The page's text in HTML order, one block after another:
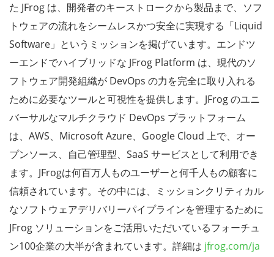
た JFrog は、開発者のキーストロークから製品まで、ソフ
トウェアの流れをシームレスかつ安全に実現する「Liquid
Software」というミッションを掲げています。エンドツ
ーエンドでハイブリッドな JFrog Platform は、現代のソ
フトウェア開発組織が DevOps の力を完全に取り入れる
ために必要なツールと可視性を提供します。JFrog のユニ
バーサルなマルチクラウド DevOps プラットフォーム
は、AWS、Microsoft Azure、Google Cloud 上で、オー
プンソース、自己管理型、SaaS サービスとして利用でき
ます。JFrogは何百万人ものユーザーと何千人もの顧客に
信頼されています。その中には、ミッションクリティカル
なソフトウェアデリバリーパイプラインを管理するために
JFrog ソリューションをご活用いただいているフォーチュ
ン100企業の大半が含まれています。詳細は jfrog.com/ja